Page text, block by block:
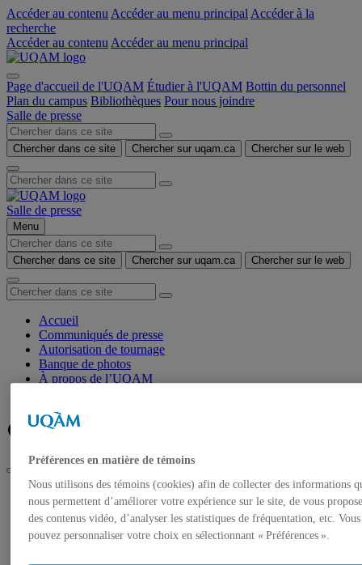
Accéder au contenu Accéder au menu principal Accéder à la
recherche
Accéder au contenu Accéder au menu principal
Page d'accueil de l'UQAM Étudier à l'UQAM Bottin du personnel
Plan du campus Bibliothèques Pour nous joindre
Salle de presse
Chercher dans ce site Chercher sur uqam.ca Chercher sur le web
Salle de presse
Menu
Chercher dans ce site Chercher sur uqam.ca Chercher sur le web
Accueil
Communiqués de presse
Autorisation de tournage
Banque de photos
À propos de l’UQAM
Facebook
Twitter
Flux RSS
Salle de presse
Les précipitations concentrées accentuent l’aridité de la
planète, révèle une nouvelle étude d’un professeur de
Préférences en matière de témoins
Nous utilisons des témoins (cookies) afin de collecter des informations
nous permettent d’améliorer votre expérience sur le site, de vous
des contenus vidéo, d’analyser les statistiques de fréquentation, etc. Vous
pouvez personnaliser votre choix en sélectionnant « Préférences ».